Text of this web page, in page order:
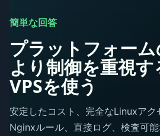
簡単な回答
プラットフォーム
より制御を重視す
VPSを使う
安定したコスト、完全なLinuxアク
Nginxルール、直接ログ、検査可